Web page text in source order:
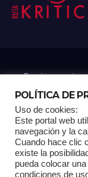
Funciona gracias
Home Análisis
POLÍTICA DE
Uso de cookies:
Este portal web
navegación y la
Cuando hace clic
existe la
pueda colocar
condiciones de